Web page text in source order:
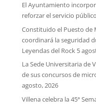
El Ayuntamiento
reforzar el servicio
Constituido el Puesto de
coordinará la seguridad
Leyendas del Rock 5
La Sede Universitaria de
de sus concursos de
agosto, 2026
Villena celebra la 45ª